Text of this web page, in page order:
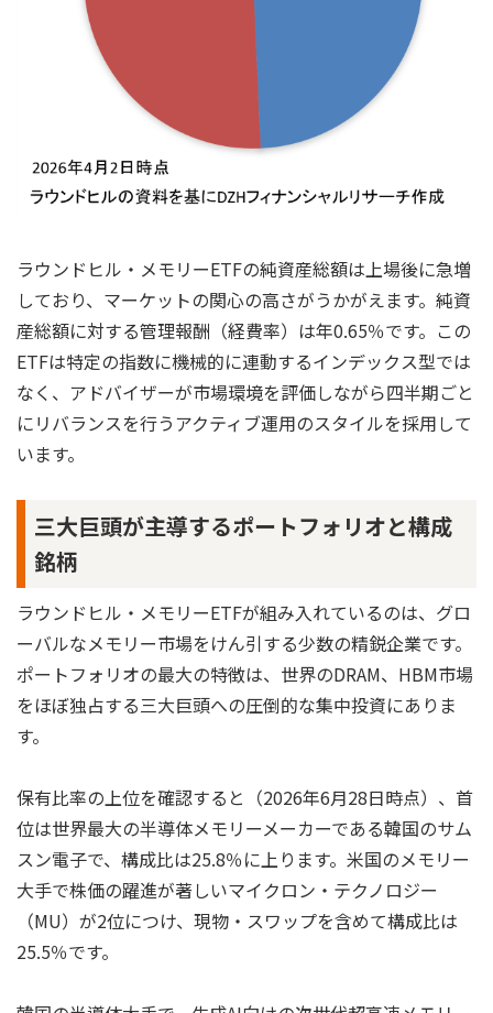
ラウンドヒル・メモリーETFの純資産総額は上場後に急増
しており、マーケットの関心の高さがうかがえます。純資
産総額に対する管理報酬（経費率）は年0.65％です。この
ETFは特定の指数に機械的に連動するインデックス型では
なく、アドバイザーが市場環境を評価しながら四半期ごと
にリバランスを行うアクティブ運用のスタイルを採用して
います。
三大巨頭が主導するポートフォリオと構成
銘柄
ラウンドヒル・メモリーETFが組み入れているのは、グロ
ーバルなメモリー市場をけん引する少数の精鋭企業です。
ポートフォリオの最大の特徴は、世界のDRAM、HBM市場
をほぼ独占する三大巨頭への圧倒的な集中投資にありま
す。
保有比率の上位を確認すると（2026年6月28日時点）、首
位は世界最大の半導体メモリーメーカーである韓国のサム
スン電子で、構成比は25.8％に上ります。米国のメモリー
大手で株価の躍進が著しいマイクロン・テクノロジー
（MU）が2位につけ、現物・スワップを含めて構成比は
25.5％です。